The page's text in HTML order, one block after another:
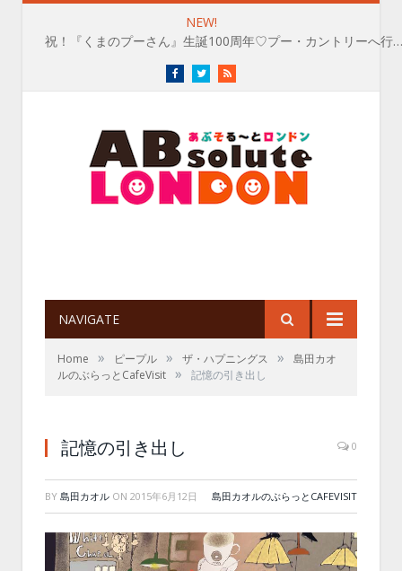
NEW!
祝！『くまのプーさん』生誕100周年♡プー・カントリーへ行こう♪
FacebookTwitterRSS
NAVIGATE
Home » ピープル » ザ・ハプニングス »
島田カオ
ルのぶらっとCafeVisit » 記憶の引き出し
記憶の引き出し 0
BY 島田カオル ON 2015年6月12日 島田カオルのぶらっとCAFEVISIT